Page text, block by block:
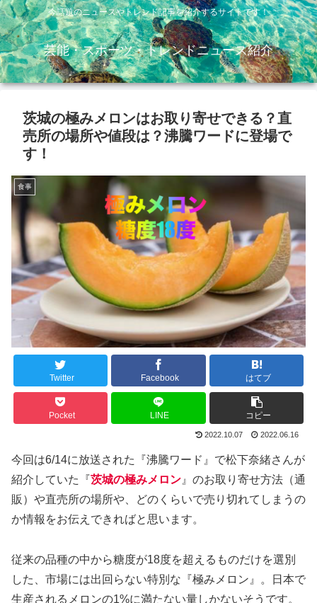
今話題のニュースやトレンド記事を紹介するサイトです！
芸能・スポーツ・トレンドニュース紹介
茨城の極みメロンはお取り寄せできる？直
売所の場所や値段は？沸騰ワードに登場で
す！
食事
Twitter Facebook はてブ
Pocket LINE コピー
2022.10.07 2022.06.16
今回は6/14に放送された『沸騰ワード』で松下奈緒さんが
紹介していた『茨城の極みメロン 』のお取り寄せ方法（通
販）や直売所の場所や、どのくらいで売り切れてしまうの
か情報をお伝えできればと思います。
従来の品種の中から糖度が18度を超えるものだけを選別
した、市場には出回らない特別な『極みメロン』。日本で
生産されるメロンの1%に満たない量しかないそうです。